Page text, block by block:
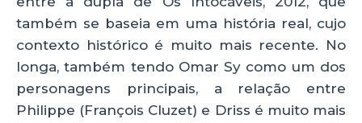
também se baseia em uma história real, cujo
contexto histórico é muito mais recente. No
longa, também tendo Omar Sy como um dos
personagens principais, a relação entre
Philippe (François Cluzet) e Driss é muito mais